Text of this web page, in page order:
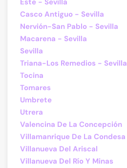
Este - Sevilla
Casco Antiguo - Sevilla
Nervión-San Pablo - Sevilla
Macarena - Sevilla
Sevilla
Triana-Los Remedios - Sevilla
Tocina
Tomares
Umbrete
Utrera
Valencina De La Concepción
Villamanrique De La Condesa
Villanueva Del Ariscal
Villanueva Del Río Y Minas